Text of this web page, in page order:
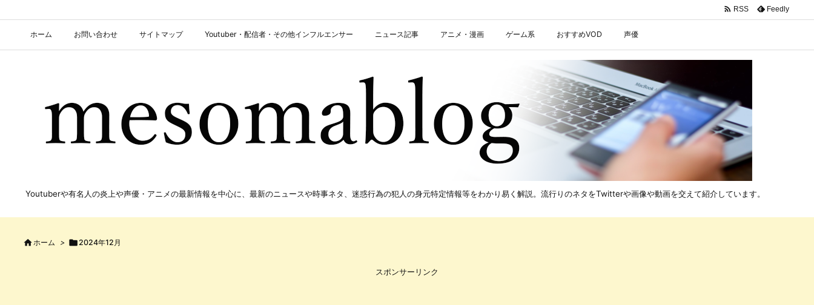
ホーム お問い合わせ サイトマップ Youtuber・配信者・その他インフルエンサー ニュース記事 アニメ・漫画 ゲーム系 おすすめVOD 声優
 RSS Feedly
Youtuberや有名人の炎上や声優・アニメの最新情報を中心に、最新のニュースや時事ネタ、迷惑行為の犯人の身元特定情報等をわかり易く解説。流行りのネタをTwitterや画像や動画を交えて紹介しています。
 ホーム >  2024年12月
スポンサーリンク